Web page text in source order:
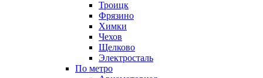
Троицк
Фрязино
Химки
Чехов
Щелково
Электросталь
По метро